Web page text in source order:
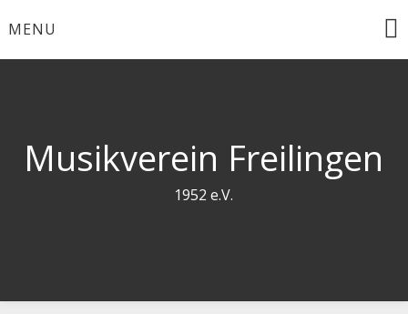
toMENU
Musikverein Freilingen
1952 e.V.